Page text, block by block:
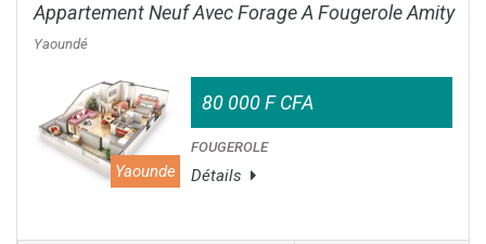
Appartement Neuf Avec Forage A Fougerole Amity
Yaoundé
Yaounde
80 000 F CFA
FOUGEROLE
Détails